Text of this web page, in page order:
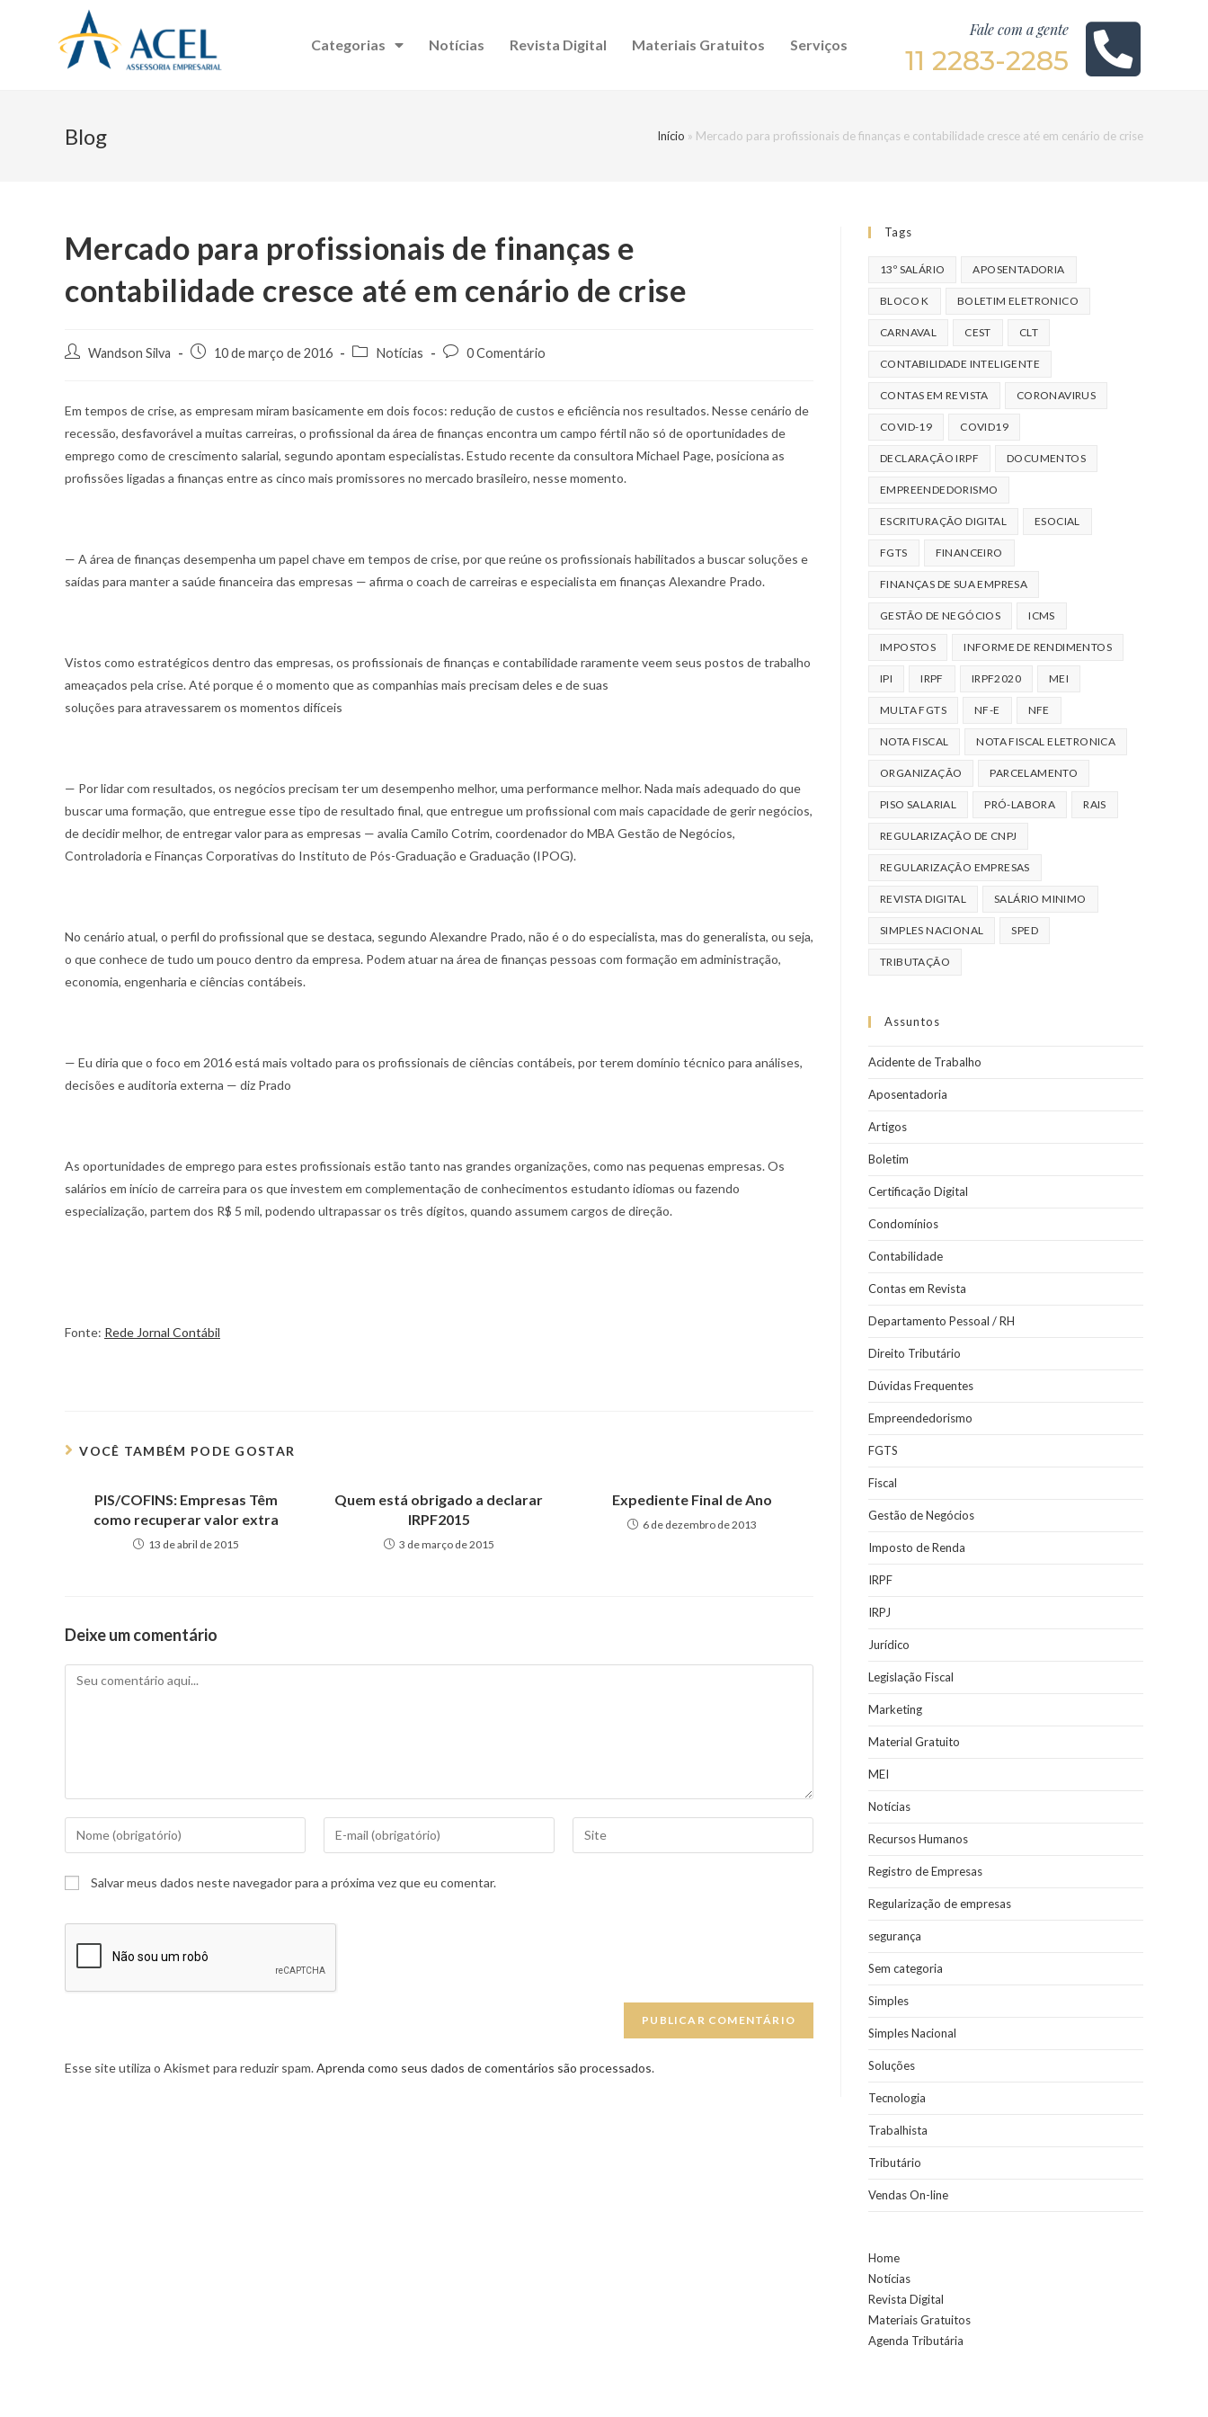
Categorias Notícias Revista Digital Materiais Gratuitos Serviços
Fale com a gente
11 2283-2285
Blog Início » Mercado para profissionais de finanças e contabilidade cresce até em cenário de crise
Mercado para profissionais de finanças e
contabilidade cresce até em cenário de crise
Wandson Silva 10 de março de 2016 Notícias 0 Comentário
Em tempos de crise, as empresam miram basicamente em dois focos: redução de custos e eficiência nos resultados. Nesse cenário de
recessão, desfavorável a muitas carreiras, o profissional da área de finanças encontra um campo fértil não só de oportunidades de
emprego como de crescimento salarial, segundo apontam especialistas. Estudo recente da consultora Michael Page, posiciona as
profissões ligadas a finanças entre as cinco mais promissores no mercado brasileiro, nesse momento.
— A área de finanças desempenha um papel chave em tempos de crise, por que reúne os profissionais habilitados a buscar soluções e
saídas para manter a saúde financeira das empresas — afirma o coach de carreiras e especialista em finanças Alexandre Prado.
Vistos como estratégicos dentro das empresas, os profissionais de finanças e contabilidade raramente veem seus postos de trabalho
ameaçados pela crise. Até porque é o momento que as companhias mais precisam deles e de suas
soluções para atravessarem os momentos difíceis
— Por lidar com resultados, os negócios precisam ter um desempenho melhor, uma performance melhor. Nada mais adequado do que
buscar uma formação, que entregue esse tipo de resultado final, que entregue um profissional com mais capacidade de gerir negócios,
de decidir melhor, de entregar valor para as empresas — avalia Camilo Cotrim, coordenador do MBA Gestão de Negócios,
Controladoria e Finanças Corporativas do Instituto de Pós-Graduação e Graduação (IPOG).
No cenário atual, o perfil do profissional que se destaca, segundo Alexandre Prado, não é o do especialista, mas do generalista, ou seja,
o que conhece de tudo um pouco dentro da empresa. Podem atuar na área de finanças pessoas com formação em administração,
economia, engenharia e ciências contábeis.
— Eu diria que o foco em 2016 está mais voltado para os profissionais de ciências contábeis, por terem domínio técnico para análises,
decisões e auditoria externa — diz Prado
As oportunidades de emprego para estes profissionais estão tanto nas grandes organizações, como nas pequenas empresas. Os
salários em início de carreira para os que investem em complementação de conhecimentos estudanto idiomas ou fazendo
especialização, partem dos R$ 5 mil, podendo ultrapassar os três dígitos, quando assumem cargos de direção.
Fonte: Rede Jornal Contábil
VOCÊ TAMBÉM PODE GOSTAR
PIS/COFINS: Empresas Têm
como recuperar valor extra
13 de abril de 2015
Quem está obrigado a declarar
IRPF2015
3 de março de 2015
Expediente Final de Ano
6 de dezembro de 2013
Deixe um comentário
Salvar meus dados neste navegador para a próxima vez que eu comentar.
Esse site utiliza o Akismet para reduzir spam.Aprenda como seus dados de comentários são processados.
Tags
13º SALÁRIO APOSENTADORIA
BLOCO K BOLETIM ELETRONICO
CARNAVAL CEST CLT
CONTABILIDADE INTELIGENTE
CONTAS EM REVISTA CORONAVIRUS
COVID-19 COVID19
DECLARAÇÃO IRPF DOCUMENTOS
EMPREENDEDORISMO
ESCRITURAÇÃO DIGITAL ESOCIAL
FGTS FINANCEIRO
FINANÇAS DE SUA EMPRESA
GESTÃO DE NEGÓCIOS ICMS
IMPOSTOS INFORME DE RENDIMENTOS
IPI IRPF IRPF2020 MEI
MULTA FGTS NF-E NFE
NOTA FISCAL NOTA FISCAL ELETRONICA
ORGANIZAÇÃO PARCELAMENTO
PISO SALARIAL PRÓ-LABORA RAIS
REGULARIZAÇÃO DE CNPJ
REGULARIZAÇÃO EMPRESAS
REVISTA DIGITAL SALÁRIO MINIMO
SIMPLES NACIONAL SPED
TRIBUTAÇÃO
Assuntos
Acidente de Trabalho
Aposentadoria
Artigos
Boletim
Certificação Digital
Condomínios
Contabilidade
Contas em Revista
Departamento Pessoal / RH
Direito Tributário
Dúvidas Frequentes
Empreendedorismo
FGTS
Fiscal
Gestão de Negócios
Imposto de Renda
IRPF
IRPJ
Jurídico
Legislação Fiscal
Marketing
Material Gratuito
MEI
Notícias
Recursos Humanos
Registro de Empresas
Regularização de empresas
segurança
Sem categoria
Simples
Simples Nacional
Soluções
Tecnologia
Trabalhista
Tributário
Vendas On-line
Home
Notícias
Revista Digital
Materiais Gratuitos
Agenda Tributária